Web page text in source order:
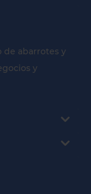
de abarrotes y
y